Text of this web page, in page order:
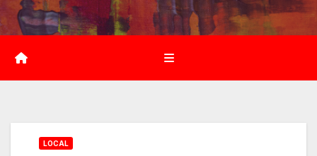
Saltar
al
contenido
LOCAL